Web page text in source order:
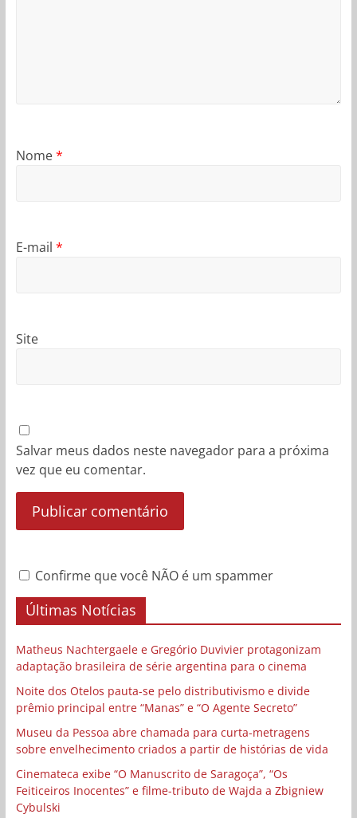
Nome*
E-mail *
Site
Salvar meus dados neste navegador para a próxima
vez que eu comentar.
Confirme que você NÃO é um spammer
Últimas Notícias
Matheus Nachtergaele e Gregório Duvivier protagonizam
adaptação brasileira de série argentina para o cinema
Noite dos Otelos pauta-se pelo distributivismo e divide
prêmio principal entre “Manas” e “O Agente Secreto”
Museu da Pessoa abre chamada para curta-metragens
sobre envelhecimento criados a partir de histórias de vida
Cinemateca exibe “O Manuscrito de Saragoça”, “Os
Feiticeiros Inocentes” e filme-tributo de Wajda a Zbigniew
Cybulski